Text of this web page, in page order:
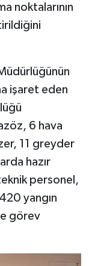
noktalarının
işaret eden
6 hava
11 greyder
hazır
personel,
yangın
görev